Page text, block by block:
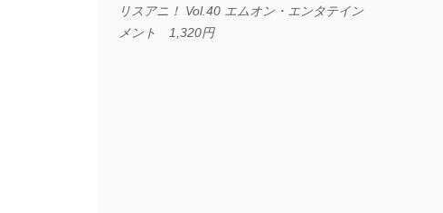
リスアニ！ Vol.40 エムオン・エンタテイン
メント 1,320円